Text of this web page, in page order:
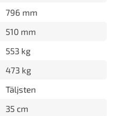
796 mm
510 mm
553 kg
473 kg
Täljsten
35 cm